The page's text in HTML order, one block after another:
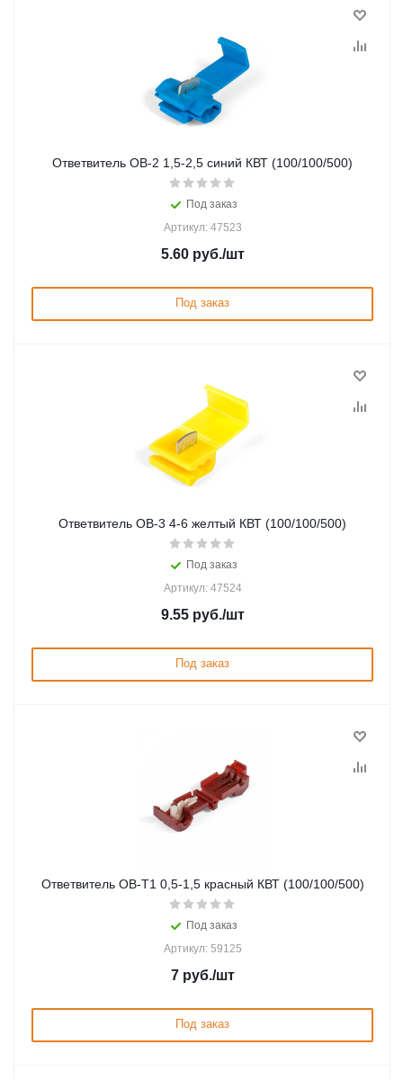
Ответвитель ОВ-2 1,5-2,5 синий КВТ (100/100/500)
Под заказ
Артикул: 47523
5.60руб./шт
Под заказ
Ответвитель ОВ-3 4-6 желтый КВТ (100/100/500)
Под заказ
Артикул: 47524
9.55руб./шт
Под заказ
Ответвитель ОВ-Т1 0,5-1,5 красный КВТ (100/100/500)
Под заказ
Артикул: 59125
7руб./шт
Под заказ